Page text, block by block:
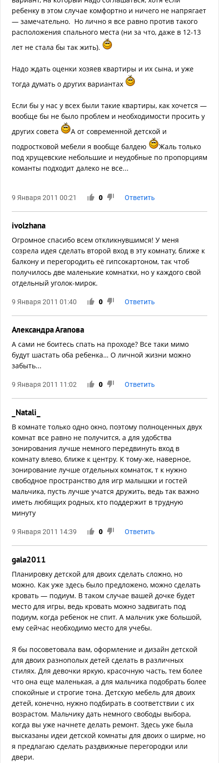
ребенку в этом случае комфортно и ничего не напрягает
— замечательно. Но лично я все равно против такого
расположения спального места (ни за что, даже в 12-13
лет не стала бы так жить).
Надо ждать оценки хозяев квартиры и их сына, и уже
тогда думать о других вариантах
Если бы у нас у всех были такие квартиры, как хочется —
вообще бы не было проблем и необходимости просить у
других совета
А от современной детской и
подростковой мебели я вообще балдею
Жаль только
под хрущевские небольшие и неудобные по пропорциям
команты подходит далеко не все...
9 Января 2011 00:21 0 Ответить
ivolzhana
Огромное спасибо всем откликнувшимся! У меня
созрела идея сделать второй вход в эту комнату, ближе к
балкону и перегородить её гипсокартоном, так чтоб
получилось две маленькие комнатки, но у каждого свой
отдельный уголок-мирок.
9 Января 2011 01:40 0 Ответить
Александра Агапова
А сами не боитесь спать на проходе? Все таки мимо
будут шастать оба ребенка… О личной жизни можно
забыть...
9 Января 2011 11:02 0 Ответить
_Natali_
В комнате только одно окно, поэтому полноценных двух
комнат все равно не получится, а для удобства
зонирования лучше немного передвинуть вход в
комнату влево, ближе к центру. К тому-же, наверное,
зонирование лучше отдельных комнаток, т к нужно
свободное пространство для игр малышки и гостей
мальчика, пусть лучше учатся дружить, ведь так важно
иметь любящих родных, кто поддержит в трудную
минуту
9 Января 2011 14:39 0 Ответить
gala2011
Планировку детской для двоих сделать сложно, но
можно. Как уже здесь было предложено, можно сделать
кровать — подиум. В таком случае вашей дочке будет
место для игры, ведь кровать можно задвигать под
подиум, когда ребенок не спит. А мальчик уже большой,
ему сейчас необходимо место для учебы.
Я бы посоветовала вам, оформление и дизайн детской
для двоих разнополых детей сделать в различных
стилях. Для девочки яркую, красочную часть, тем более
что она еще маленькая, а для мальчика подобрать более
спокойные и строгие тона. Детскую мебель для двоих
детей, конечно, нужно подбирать в соответствии с их
возрастом. Мальчику дать немного свободы выбора,
когда вы уже начнете делать ремонт. Здесь уже была
высказаны идеи детской комнаты для двоих о ширме, но
я предлагаю сделать раздвижные перегородки или
двери.